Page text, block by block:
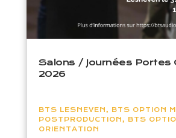
Salons / Journées Portes
2026
BTS LESNEVEN, BTS OPTION
POSTPRODUCTION, BTS
ORIENTATION